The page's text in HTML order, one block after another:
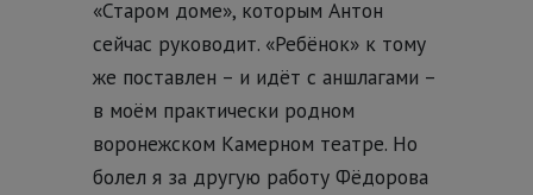
«Старом доме», которым Антон
сейчас руководит. «Ребёнок» к тому
же поставлен – и идёт с аншлагами –
в моём практически родном
воронежском Камерном театре. Но
болел я за другую работу Фёдорова